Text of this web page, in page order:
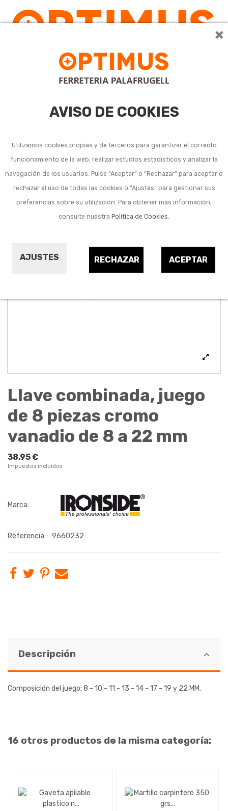
×
AVISO DE COOKIES
Utilizamos cookies propias y de terceros para garantizar el correcto
funcionamiento de la web, realizar estudios estadísticos y analizar la
navegación de los usuarios. Pulse “Aceptar” o “Rechazar” para aceptar o
rechazar el uso de todas las cookies o “Ajustes” para gestionar sus
preferencias sobre su utilización. Para obtener más información,
consulte nuestra Política de Cookies.
AJUSTES ACEPTAR
RECHAZAR
Llave combinada, juego
de 8 piezas cromo
vanadio de 8 a 22 mm
38,95 €
Impuestos incluidos
Marca:
Referencia: 9660232
Descripción
Composición del juego: 8 - 10 - 11 - 13 - 14 - 17 - 19 y 22 MM.
16 otros productos de la misma categoría: